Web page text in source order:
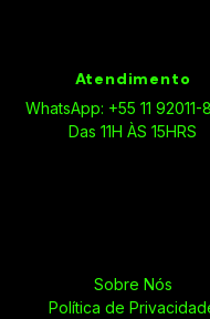
Atendimento
WhatsApp: +55 11 92011-
Das 11H ÀS 15HRS
Sobre Nós
Política de